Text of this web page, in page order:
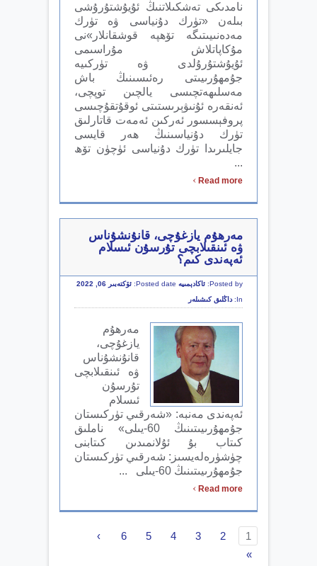
نامدىكى تەشكىلاتنىڭ ئۇيۇشتۇرۇشى
بىلەن «تۈرك دۇنياسى ۋە تۈرك
مەدەنىيىتىگە تۆھپە قوشقانلار»نى
مۇكاپاتلاش مۇراسىمى
ئۇيۇشتۇرۇلدى ۋە تۈركىيە
جۇمھۇرىيىتى رەئىسىنىڭ باش
مەسلىھەتچىسى يالچىن توپچى،
ئەنقەرە ئۇنىۋېرىستىتى ئوقۇتقۇچىسى
پروفېسسور ئەركىن ئەمەت قاتارلىق
تۈرك دۇنياسىنىڭ ھەر قايسى
جايلىرىدا تۈرك دۇنياسى ئۈچۈن تۆھ
...
Read more
›
مەرھۇم يازغۇچى، قانۇنشۇناس
ۋە ئىنقىلابچى تۇرسۇن ئىسلام
ئەپەندى كىم؟
Posted by: ئاكادېمىيە Posted date: ئۆكتەبىر 06, 2022
In:
داڭلىق كىشىلەر
مەرھۇم
يازغۇچى،
قانۇنشۇناس
ۋە ئىنقىلابچى
تۇرسۇن
ئىسلام
ئەپەندى مەنبە: «شەرقىي تۈركىستان
جۇمھۇرىيىتىنىڭ 60-يىلى» ناملىق
كىتاب بۇ ئۇلانمىدىن كىتابنى
چۈشۈرەلەيسىز: شەرقىي تۈركىستان
جۇمھۇرىيىتىنىڭ 60-يىلى ...
Read more
›
1
2
3
4
5
6
›
»